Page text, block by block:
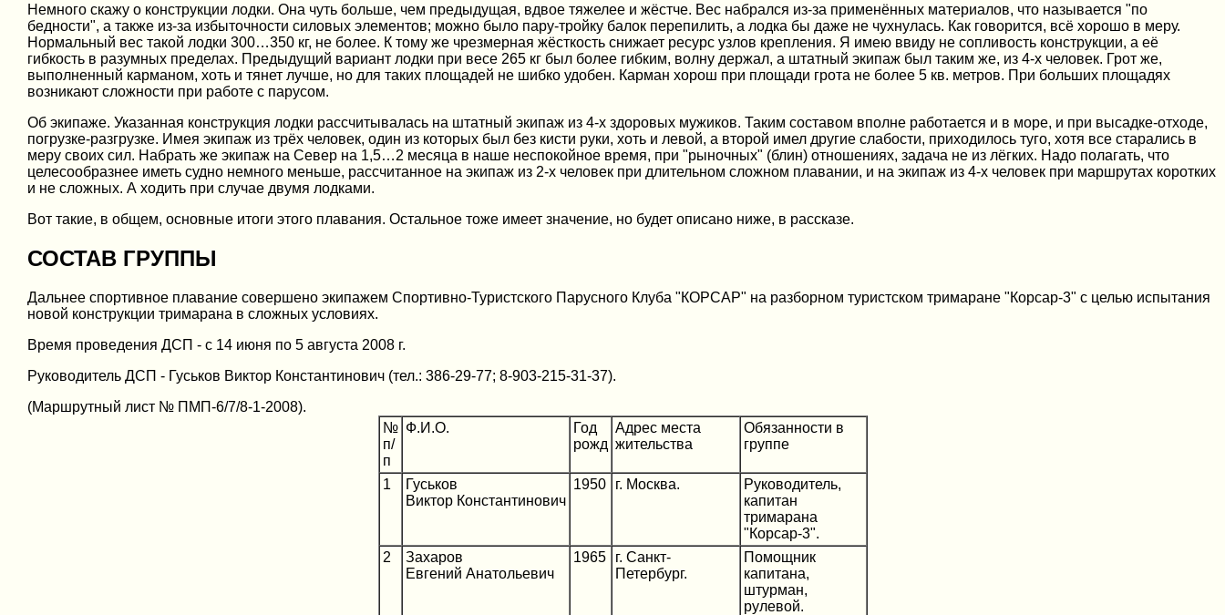
Немного скажу о конструкции лодки. Она чуть больше, чем предыдущая, вдвое тяжелее и жёстче. Вес набрался из-за применённых материалов, что называется "по
бедности", а также из-за избыточности силовых элементов; можно было пару-тройку балок перепилить, а лодка бы даже не чухнулась. Как говорится, всё хорошо в меру.
Нормальный вес такой лодки 300…350 кг, не более. К тому же чрезмерная жёсткость снижает ресурс узлов крепления. Я имею ввиду не сопливость конструкции, а её
гибкость в разумных пределах. Предыдущий вариант лодки при весе 265 кг был более гибким, волну держал, а штатный экипаж был таким же, из 4-х человек. Грот же,
выполненный карманом, хоть и тянет лучше, но для таких площадей не шибко удобен. Карман хорош при площади грота не более 5 кв. метров. При больших площадях
возникают сложности при работе с парусом.
Об экипаже. Указанная конструкция лодки рассчитывалась на штатный экипаж из 4-х здоровых мужиков. Таким составом вполне работается и в море, и при высадке-отходе,
погрузке-разгрузке. Имея экипаж из трёх человек, один из которых был без кисти руки, хоть и левой, а второй имел другие слабости, приходилось туго, хотя все старались в
меру своих сил. Набрать же экипаж на Север на 1,5…2 месяца в наше неспокойное время, при "рыночных" (блин) отношениях, задача не из лёгких. Надо полагать, что
целесообразнее иметь судно немного меньше, рассчитанное на экипаж из 2-х человек при длительном сложном плавании, и на экипаж из 4-х человек при маршрутах коротких
и не сложных. А ходить при случае двумя лодками.
Вот такие, в общем, основные итоги этого плавания. Остальное тоже имеет значение, но будет описано ниже, в рассказе.
СОСТАВ ГРУППЫ
Дальнее спортивное плавание совершено экипажем Спортивно-Туристского Парусного Клуба "КОРСАР" на разборном туристском тримаране "Корсар-3" с целью испытания
новой конструкции тримарана в сложных условиях.
Время проведения ДСП - с 14 июня по 5 августа 2008 г.
Руководитель ДСП - Гуськов Виктор Константинович (тел.: 386-29-77; 8-903-215-31-37).
(Маршрутный лист № ПМП-6/7/8-1-2008).
№
п/
п
Ф.И.О.
Год
рожд
Адрес места
жительства
Обязанности в
группе
1
Гуськов
Виктор Константинович
1950 г. Москва.
Руководитель,
капитан
тримарана
"Корсар-3".
2
Захаров
Евгений Анатольевич
1965
г. Санкт-
Петербург.
Помощник
капитана,
штурман,
рулевой.